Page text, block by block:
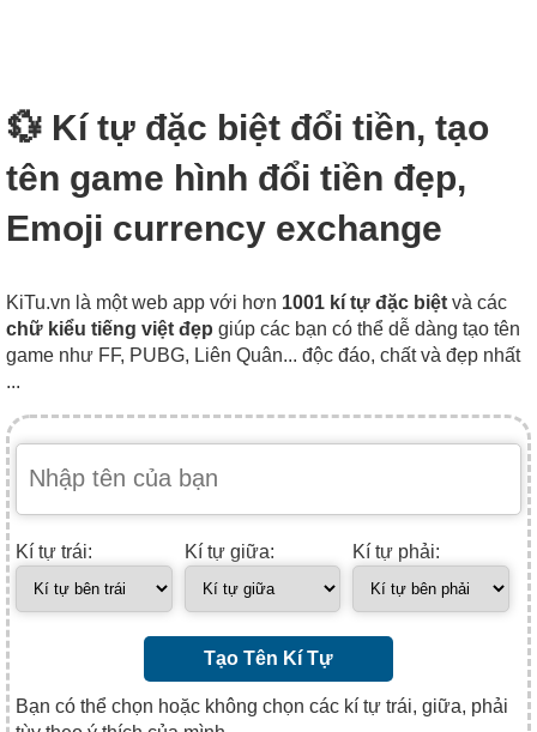
💱 Kí tự đặc biệt đổi tiền, tạo
tên game hình đổi tiền đẹp,
Emoji currency exchange
KiTu.vn là một web app với hơn 1001 kí tự đặc biệt và các
chữ kiểu tiếng việt đẹp giúp các bạn có thể dễ dàng tạo tên
game như FF, PUBG, Liên Quân... độc đáo, chất và đẹp nhất
...
Kí tự trái: Kí tự giữa: Kí tự phải:
Tạo Tên Kí Tự
Bạn có thể chọn hoặc không chọn các kí tự trái, giữa, phải